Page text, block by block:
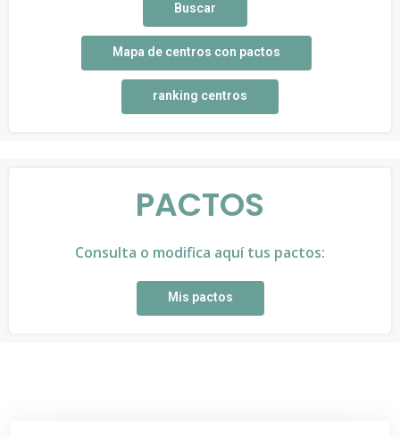
Buscar
Mapa de centros con pactos
ranking centros
PACTOS
Consulta o modifica aquí tus pactos:
Mis pactos